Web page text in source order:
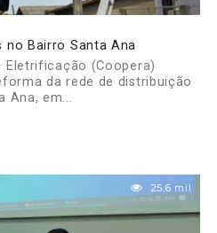
no Bairro Santa Ana
Eletrificação (Coopera)
da rede de distribuição
Ana, em...
25.6 mil